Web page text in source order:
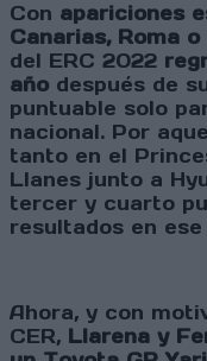
Con apariciones
Canarias, Roma
del ERC 2022
año después de
puntuable solo
nacional. Por
tanto en el
Llanes junto a
tercer y cuarto
resultados en
Ahora, y con
CER, Llarena y